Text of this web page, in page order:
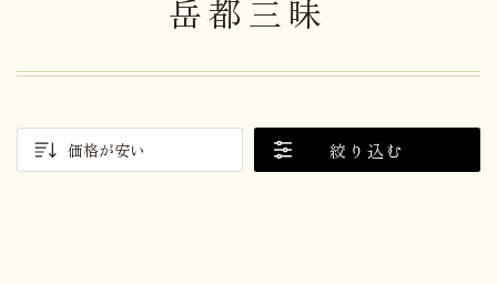
岳都三昧
価格が安い 絞り込む